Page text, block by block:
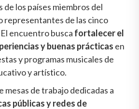
los países miembros del
representantes de las cinco
encuentro busca fortalecer el
y buenas prácticas en
y programas musicales de
y artístico.
mesas de trabajo dedicadas a
públicas y redes de